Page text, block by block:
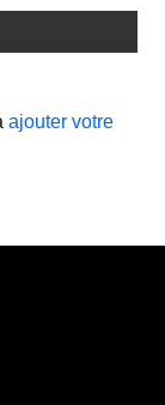
ajouter votre